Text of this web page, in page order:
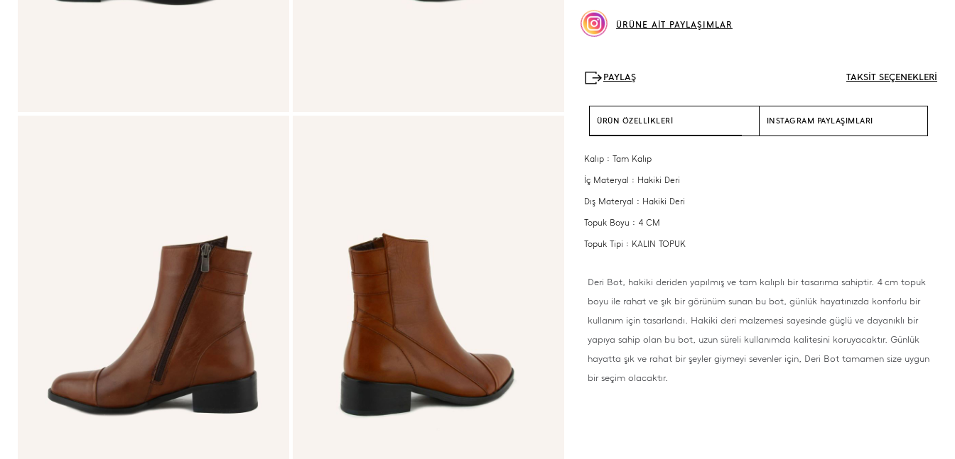
ÜRÜNE AİT PAYLAŞIMLAR
TAKSİT SEÇENEKLERİ
ÜRÜN ÖZELLİKLERİ INSTAGRAM PAYLAŞIMLARI
Kalıp : Tam Kalıp
İç Materyal : Hakiki Deri
Dış Materyal : Hakiki Deri
Topuk Boyu : 4 CM
Topuk Tipi : KALIN TOPUK
Deri Bot, hakiki deriden yapılmış ve tam kalıplı bir tasarıma sahiptir. 4 cm topuk
boyu ile rahat ve şık bir görünüm sunan bu bot, günlük hayatınızda konforlu bir
kullanım için tasarlandı. Hakiki deri malzemesi sayesinde güçlü ve dayanıklı bir
yapıya sahip olan bu bot, uzun süreli kullanımda kalitesini koruyacaktır. Günlük
hayatta şık ve rahat bir şeyler giymeyi sevenler için, Deri Bot tamamen size uygun
bir seçim olacaktır.